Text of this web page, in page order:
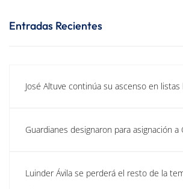
Entradas Recientes
José Altuve continúa su ascenso en listas
Guardianes designaron para asignación a
Luinder Ávila se perderá el resto de la